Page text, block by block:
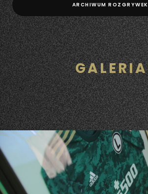
ARCHIWUM ROZGRYWEK
GALERIA